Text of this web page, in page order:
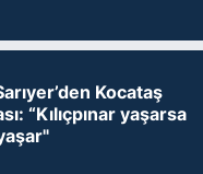
Kocataş
“Kılıçpınar yaşarsa